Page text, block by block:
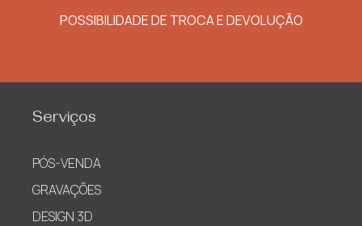
POSSIBILIDADE DE TROCA E DEVOLUÇÃO
Serviços
PÓS-VENDA
GRAVAÇÕES
DESIGN 3D